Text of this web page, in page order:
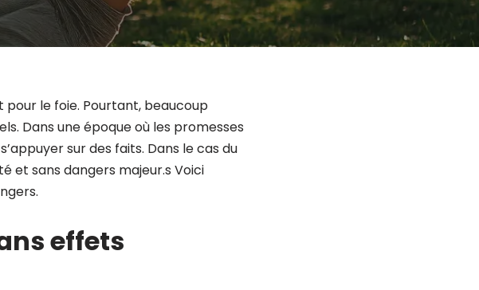
pour le foie. Pourtant, beaucoup
Dans une époque où les promesses
sur des faits. Dans le cas du
et sans dangers majeur.s Voici
effets